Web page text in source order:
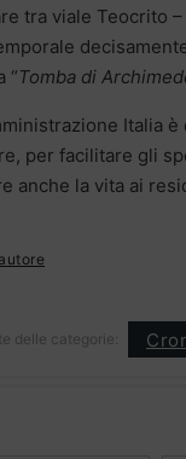
tra viale Teocrito
“Tomba di
Italia
per facilitare gli
anche la vita ai
delle categorie: